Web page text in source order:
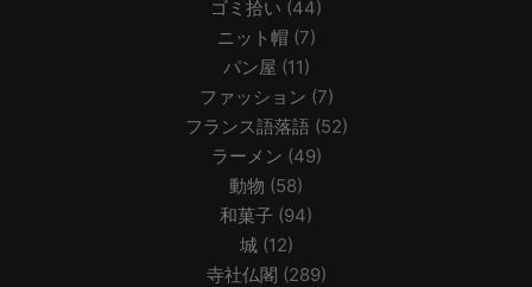
ゴミ拾い (44)
ニット帽 (7)
パン屋 (11)
ファッション (7)
フランス語落語 (52)
ラーメン (49)
動物 (58)
和菓子 (94)
城(12)
寺社仏閣 (289)